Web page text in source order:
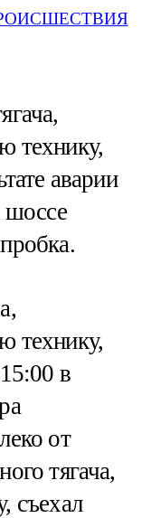
технику,
аварии
шоссе
технику,
в
от
тягача,
съехал